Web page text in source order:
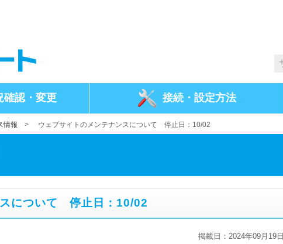
確認・変更 接続・ 設定方法
情報 > ウェブサイトのメンテナンスについて 停止日：10/02
について 停止日：10/02
掲載日： 2024年09月19日